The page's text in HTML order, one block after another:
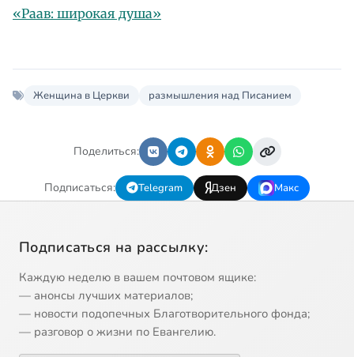
«Раав: широкая душа»
Женщина в Церкви размышления над Писанием
Поделиться:
Подписаться: Telegram Дзен Макс
Подписаться на рассылку:
Каждую неделю в вашем почтовом ящике:
— анонсы лучших материалов;
— новости подопечных Благотворительного фонда;
— разговор о жизни по Евангелию.